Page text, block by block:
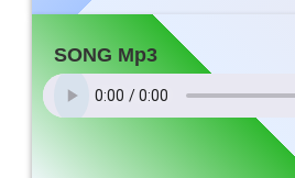
SONG Mp3